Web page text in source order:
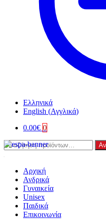
Ελληνικά
English (Αγγλικά)
0.00€ 0
Αναζήτηση
για:
Αρχική
Ανδρικά
Γυναικεία
Unisex
Παιδικά
Επικοινωνία